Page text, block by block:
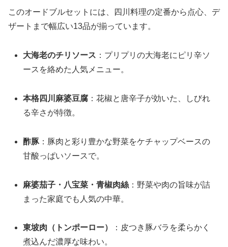
このオードブルセットには、四川料理の定番から点心、デ
ザートまで幅広い13品が揃っています。
大海老のチリソース ：プリプリの大海老にピリ辛ソ
ースを絡めた人気メニュー。
本格四川麻婆豆腐 ：花椒と唐辛子が効いた、しびれ
る辛さが特徴。
酢豚：豚肉と彩り豊かな野菜をケチャップベースの
甘酸っぱいソースで。
麻婆茄子・八宝菜・青椒肉絲 ：野菜や肉の旨味が詰
まった家庭でも人気の中華。
東坡肉（トンポーロー）
：皮つき豚バラを柔らかく
煮込んだ濃厚な味わい。